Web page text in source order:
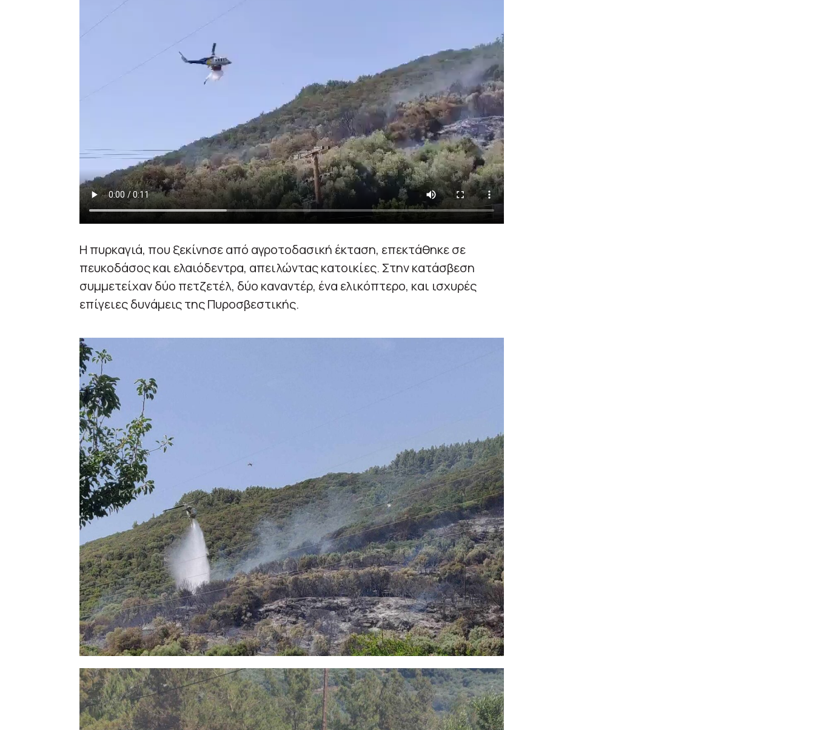
Η πυρκαγιά, που ξεκίνησε από αγροτοδασική έκταση, επεκτάθηκε σε
πευκοδάσος και ελαιόδεντρα, απειλώντας κατοικίες. Στην κατάσβεση
συμμετείχαν δύο πετζετέλ, δύο καναντέρ, ένα ελικόπτερο, και ισχυρές
επίγειες δυνάμεις της Πυροσβεστικής.